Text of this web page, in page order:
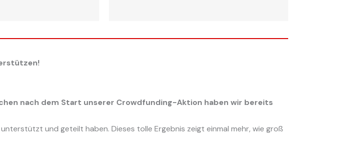
nach dem Start unserer Crowdfunding-Aktion haben wir bereits
und geteilt haben. Dieses tolle Ergebnis zeigt einmal mehr, wie groß